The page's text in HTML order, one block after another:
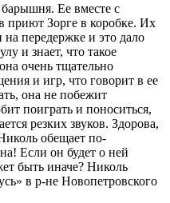
Ее вместе с
приют Зорге в коробке. Их
передержке и это дало
и знает, что такое
очень тщательно
и игр, что говорит в ее
она не побежит
поиграть и поноситься,
резких звуков. Здорова,
обещает по-
Если он будет о ней
быть иначе? Николь
в р-не Новопетровского